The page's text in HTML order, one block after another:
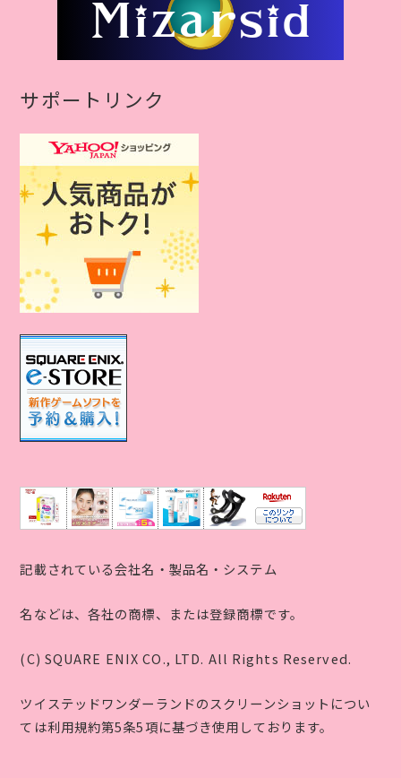
サポートリンク
記載されている会社名・製品名・システム
名などは、各社の商標、または登録商標です。
(C) SQUARE ENIX CO., LTD. All Rights Reserved.
ツイステッドワンダーランドのスクリーンショットについ
ては利用規約第5条5項に基づき使用しております。